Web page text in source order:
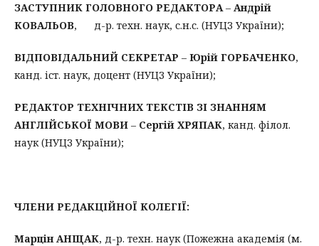
ЗАСТУПНИК ГОЛОВНОГО РЕДАКТОРА– Андрій
КОВАЛЬОВ, д-р. техн. наук, с.н.с. (НУЦЗ України);
ВІДПОВІДАЛЬНИЙ СЕКРЕТАР – Юрій ГОРБАЧЕНКО,
канд. іст. наук, доцент (НУЦЗ України);
РЕДАКТОР ТЕХНІЧНИХ ТЕКСТІВ ЗІ ЗНАННЯМ
АНГЛІЙСЬКОЇ МОВИ – Сергій ХРЯПАК, канд. філол.
наук (НУЦЗ України);
ЧЛЕНИ РЕДАКЦІЙНОЇ КОЛЕГІЇ:
Марцін АНЩАК, д-р. техн. наук (Пожежна академія (м.